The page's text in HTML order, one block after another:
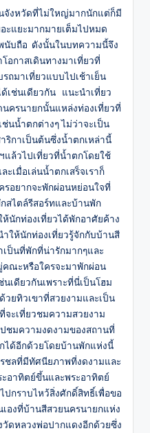
จังหวัดที่ไม่ใหญ่มากนักแต่ก็มี
ะแยะมากมายเต็มไปหมด
นับถือ ดังนั้นในบทความนี้จึง
อกาสเดินทางมาเที่ยวที่
ถมาเที่ยวแบบไปเช้าเย็น
เช่นเดียวกัน แนะนำเที่ยว
ครนายกนั้นแหล่งท่องเที่ยวที่
นน้ำตกต่างๆ ไม่ว่าจะเป็น
ริกาเป็นต้นซึ่งน้ำตกเหล่านี้
แล้วไปเที่ยวที่น้ำตกโดยใช้
ะเมื่อเล่นน้ำตกเสร็จเราก็
อยากจะพักผ่อนหย่อนใจที่
สไตล์รีสอร์ทและบ้านพัก
นักท่องเที่ยวได้พักอาศัยค้าง
ให้นักท่องเที่ยวรู้จักกับบ้านสี
ป็นที่พักที่น่ารักมากๆและ
คณะหรือใครจะมาพักผ่อน
เดียวกันเพราะที่นี่เป็นโฮม
ยทิวเขาที่สวยงามและเป็น
ะเที่ยวชมความสวยงาม
ชมความงดงามของสถานที่
ได้อีกด้วยโดยบ้านพักแห่งนี้
ชลที่มีทัศนียภาพที่งดงามและ
อาทิตย์ขึ้นและพระอาทิตย์
ปกราบไหว้สิ่งศักดิ์สิทธิ์เพื่อขอ
องที่บ้านสีสวยนครนายกแห่ง
ดหลวงพ่อปากแดงอีกด้วยซึ่ง